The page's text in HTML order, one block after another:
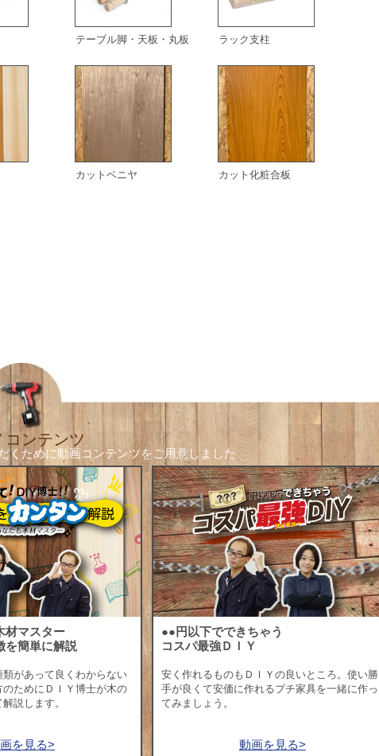
テーブル脚・天板・丸板 ラック支柱
カットベニヤ カット化粧合板
コンテンツ
くために動画コンテンツをご用意しました
材マスター
を簡単に解説
があって良くわからない
ためにＤＩＹ博士が木の
説します。
を見る>
●●円以下でできちゃう
コスパ最強ＤＩＹ
安く作れるものもＤＩＹの良いところ。使い勝
手が良くて安価に作れるプチ家具を一緒に作っ
てみましょう。
動画を見る>